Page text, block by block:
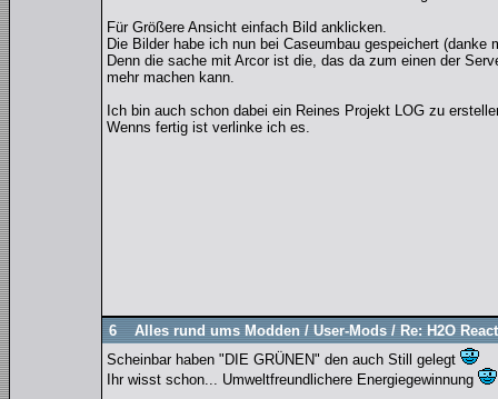
Für Größere Ansicht einfach Bild anklicken.
Die Bilder habe ich nun bei Caseumbau gespeichert (danke
Denn die sache mit Arcor ist die, das da zum einen der
mehr machen kann.
Ich bin auch schon dabei ein Reines Projekt LOG zu
Wenns fertig ist verlinke ich es.
6 Alles rund ums Modden/ User-Mods/ Re: H2O
Scheinbar haben "DIE GRÜNEN" den auch Still gelegt
Ihr wisst schon... Umweltfreundlichere Energiegewinnung